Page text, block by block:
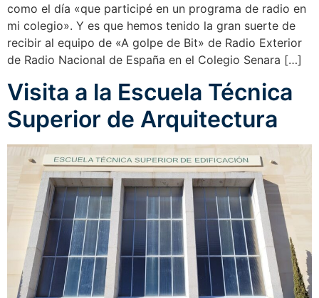
como el día «que participé en un programa de radio en
mi colegio». Y es que hemos tenido la gran suerte de
recibir al equipo de «A golpe de Bit» de Radio Exterior
de Radio Nacional de España en el Colegio Senara […]
Visita a la Escuela Técnica
Superior de Arquitectura